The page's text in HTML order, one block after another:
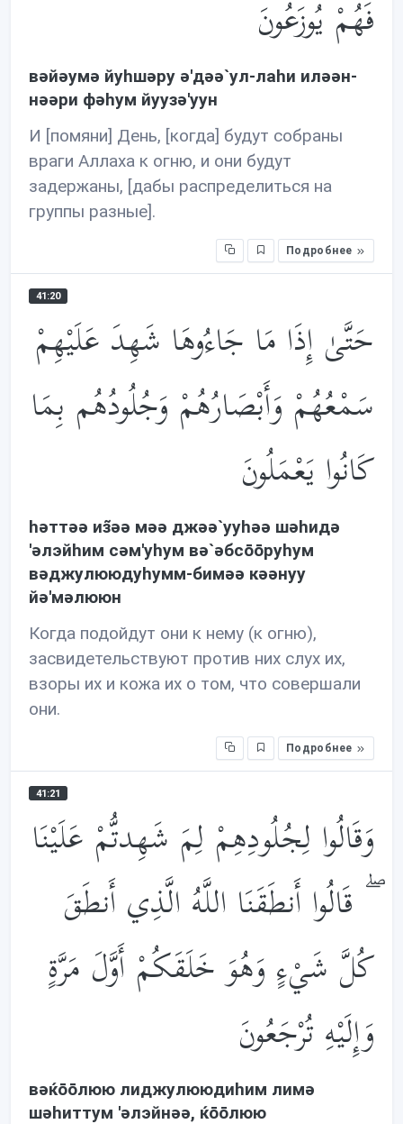
فَهُمْ يُوزَعُونَ
вəйəумə йуhшəру ə'дəə`ул-лаhи илəəн-
нəəри фəhум йуузə'уун
И [помяни] День, [когда] будут собраны
враги Аллаха к огню, и они будут
задержаны, [дабы распределиться на
группы разные].
Подробнее
41:20
حَتَّىٰ إِذَا مَا جَاءُوهَا شَهِدَ عَلَيْهِمْ
سَمْعُهُمْ وَأَبْصَارُهُمْ وَجُلُودُهُم بِمَا
كَانُوا يَعْمَلُونَ
həттəə из̃əə мəə джəə`ууhəə шəhидə
'əлэйhим сəм'уhум вə`əбсōōруhум
вəджулююдуhумм-бимəə кəəнуу
йə'мəлююн
Когда подойдут они к нему (к огню),
засвидетельствуют против них слух их,
взоры их и кожа их о том, что совершали
они.
Подробнее
41:21
وَقَالُوا لِجُلُودِهِمْ لِمَ شَهِدتُّمْ عَلَيْنَا
ۖ قَالُوا أَنطَقَنَا اللَّهُ الَّذِي أَنطَقَ
كُلَّ شَيْءٍ وَهُوَ خَلَقَكُمْ أَوَّلَ مَرَّةٍ
وَإِلَيْهِ تُرْجَعُونَ
вəќōōлюю лиджулююдиhим лимə
шəhиттум 'əлэйнəə, ќōōлюю